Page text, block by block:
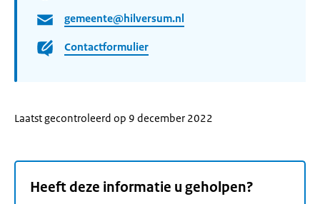
gemeente@hilversum.nl
Contactformulier
Laatst gecontroleerd op 9 december 2022
Heeft deze informatie u geholpen?